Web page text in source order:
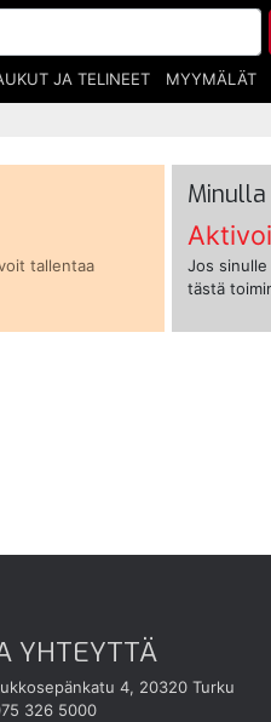
JA TELINEET MYYMÄLÄT
tallentaa
Jos
tästä
YHTEYTTÄ
4, 20320 Turku
326 5000